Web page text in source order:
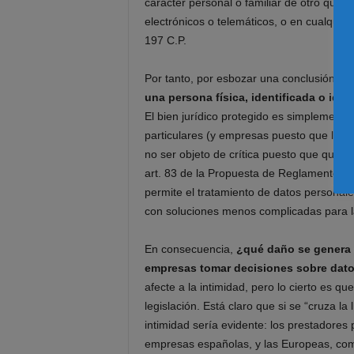
electrónicos o telemáticos, o en
197 C.P.
Por tanto, por esbozar una conclusión
una persona física, identificada o
El bien jurídico protegido es
particulares (y empresas puesto que la
no ser objeto de crítica puesto que
art. 83 de la Propuesta de Reglamento
permite el tratamiento de datos
con soluciones menos complicadas para
En consecuencia, ¿qué daño se
empresas tomar decisiones sobre
afecte a la intimidad, pero lo cierto es
legislación. Está claro que si se “cruza
intimidad sería evidente: los
empresas españolas, y las Europeas,